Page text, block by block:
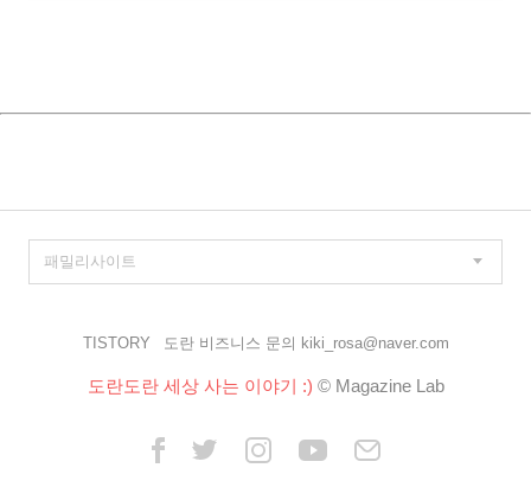
TISTORY 도란 비즈니스 문의 kiki_rosa@naver.com
도란도란 세상 사는 이야기 :) © Magazine Lab